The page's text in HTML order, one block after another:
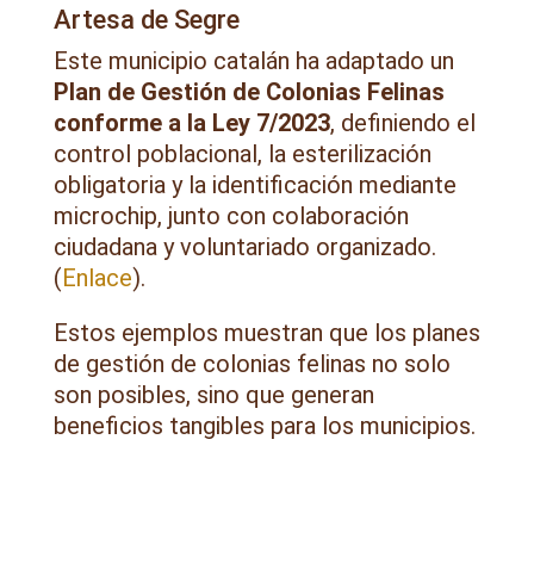
Artesa de Segre
Este municipio catalán ha adaptado un
Plan de Gestión de Colonias Felinas
conforme a la Ley 7/2023, definiendo el
control poblacional, la esterilización
obligatoria y la identificación mediante
microchip, junto con colaboración
ciudadana y voluntariado organizado.
(Enlace).
Estos ejemplos muestran que los planes
de gestión de colonias felinas no solo
son posibles, sino que generan
beneficios tangibles para los municipios.